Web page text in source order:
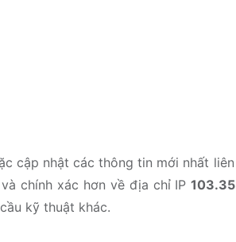
cập nhật các thông tin mới nhất
chính xác hơn về địa chỉ IP
kỹ thuật khác.